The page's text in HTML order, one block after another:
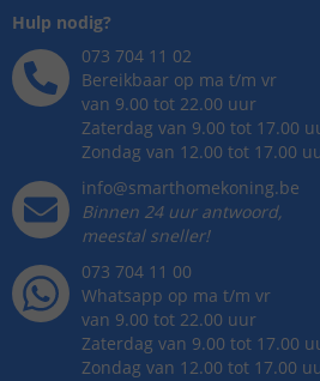
Hulp nodig?
073 704 11 02
Bereikbaar op ma t/m vr
van 9.00 tot 22.00 uur
Zaterdag van 9.00 tot 17.00
Zondag van 12.00 tot 17.00
info@smarthomekoning.be
Binnen 24 uur antwoord,
meestal sneller!
073 704 11 00
Whatsapp op ma t/m vr
van 9.00 tot 22.00 uur
Zaterdag van 9.00 tot 17.00
Zondag van 12.00 tot 17.00